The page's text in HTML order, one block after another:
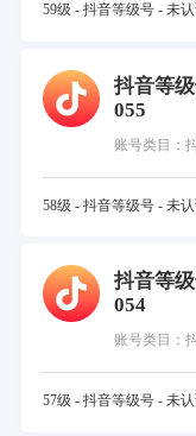
59级 - 抖音等级号 - 未
抖音等
055
账号类目：
58级 - 抖音等级号 - 未
抖音等
054
账号类目：
57级 - 抖音等级号 - 未